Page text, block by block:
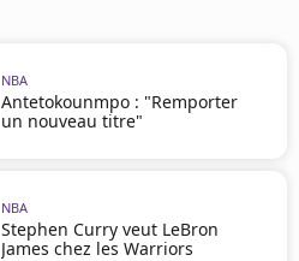
NBA
Antetokounmpo : "Remporter
un nouveau titre"
NBA
Stephen Curry veut LeBron
James chez les Warriors